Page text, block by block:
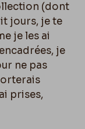
(dont
jours, je te
je les ai
je
ne pas
prises,